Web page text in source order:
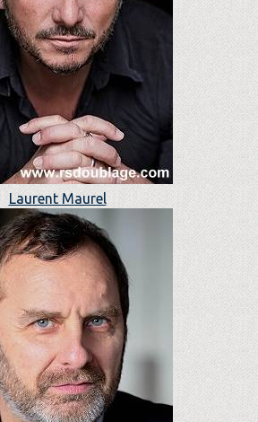
Laurent Maurel